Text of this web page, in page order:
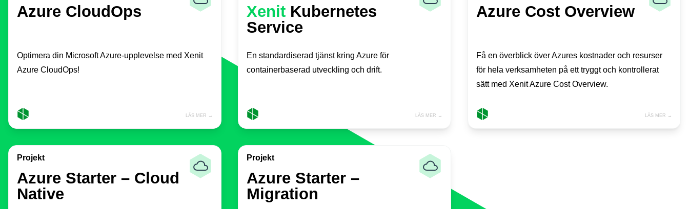
Azure CloudOps
Optimera din Microsoft Azure-upplevelse med Xenit
Azure CloudOps!
LÄS MER →
Xenit Kubernetes
Service
En standardiserad tjänst kring Azure för
containerbaserad utveckling och drift.
LÄS MER →
Azure Cost Overview
Få en överblick över Azures kostnader och resurser
för hela verksamheten på ett tryggt och kontrollerat
sätt med Xenit Azure Cost Overview.
LÄS MER →
Projekt
Azure Starter – Cloud
Native
Projekt
Azure Starter –
Migration